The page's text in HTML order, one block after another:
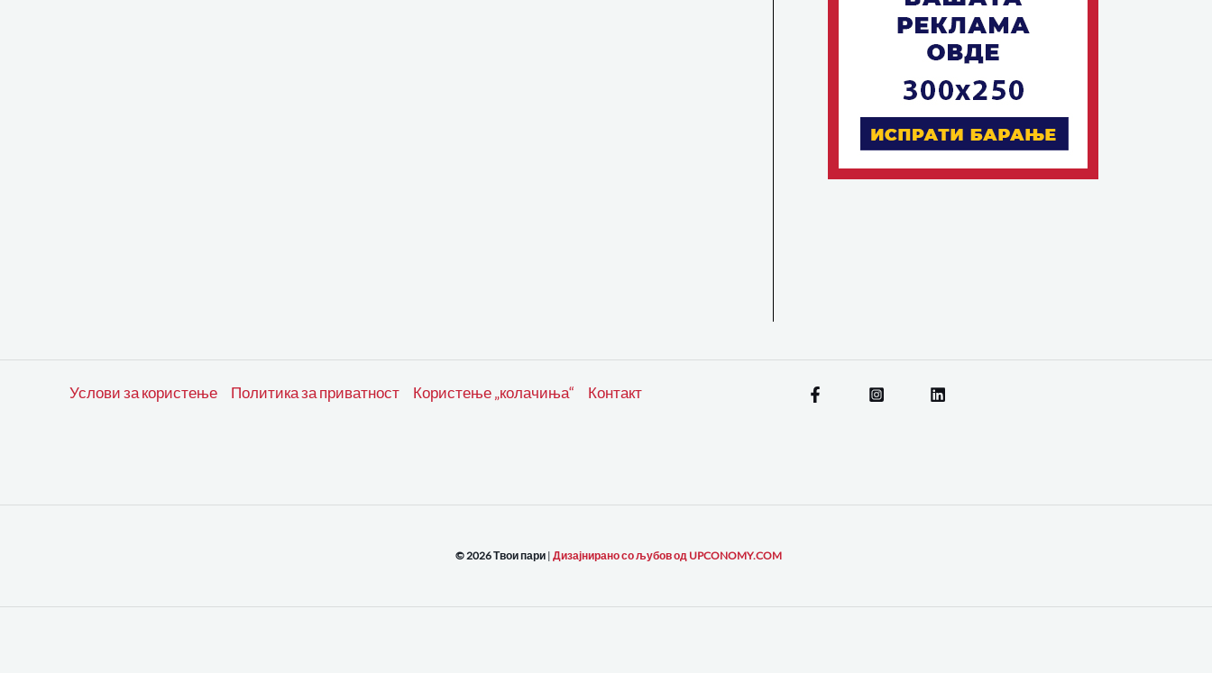
Услови за користење Политика за приватност Користење „колачиња“ Контакт
© 2026 Твои пари | Дизајнирано со љубов од UPCONOMY.COM